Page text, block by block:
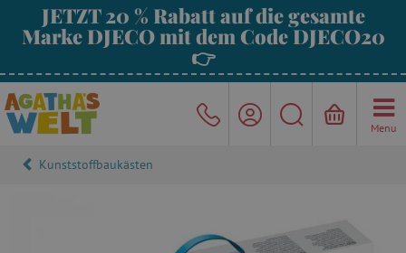
JETZT 20 % Rabatt auf die gesamte
Marke DJECO mit dem Code DJECO20
👉
Menu
Kunststoffbaukästen